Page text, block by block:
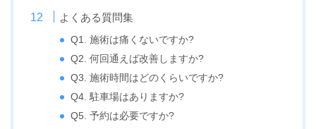
よくある質問集
Q1. 施術は痛くないですか?
Q2. 何回通えば改善しますか?
Q3. 施術時間はどのくらいですか?
Q4. 駐車場はありますか?
Q5. 予約は必要ですか?